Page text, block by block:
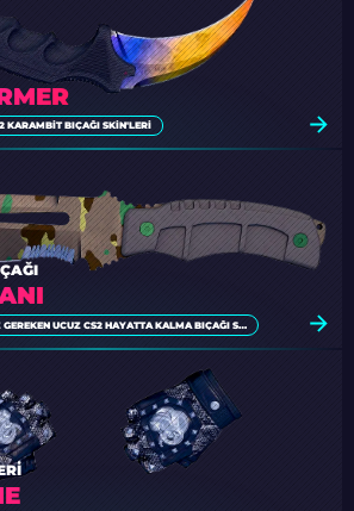
KARAMBIT BIÇAĞI SKIN'LERI
ALMANIZ GEREKEN UCUZ CS2 HAYATTA KALMA BIÇAĞI SKINLERI [2026]